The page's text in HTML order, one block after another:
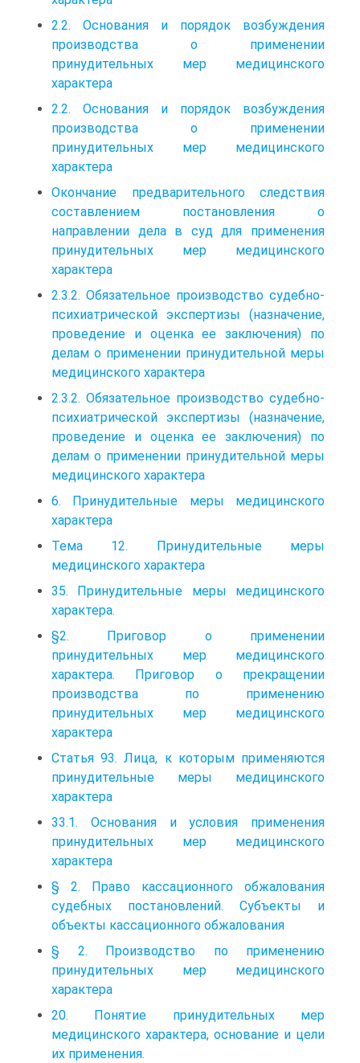
2.2. Основания и порядок возбуждения
производства о применении
принудительных мер медицинского
характера
2.2. Основания и порядок возбуждения
производства о применении
принудительных мер медицинского
характера
Окончание предварительного следствия
составлением постановления о
направлении дела в суд для применения
принудительных мер медицинского
характера
2.3.2. Обязательное производство судебно-
психиатрической экспертизы (назначение,
проведение и оценка ее заключения) по
делам о применении принудительной меры
медицинского характера
2.3.2. Обязательное производство судебно-
психиатрической экспертизы (назначение,
проведение и оценка ее заключения) по
делам о применении принудительной меры
медицинского характера
6. Принудительные меры медицинского
характера
Тема 12. Принудительные меры
медицинского характера
35. Принудительные меры медицинского
характера.
§2. Приговор о применении
принудительных мер медицинского
характера. Приговор о прекращении
производства по применению
принудительных мер медицинского
характера
Статья 93. Лица, к которым применяются
принудительные меры медицинского
характера
33.1. Основания и условия применения
принудительных мер медицинского
характера
§ 2. Право кассационного обжалования
судебных постановлений. Субъекты и
объекты кассационного обжалования
§ 2. Производство по применению
принудительных мер медицинского
характера
20. Понятие принудительных мер
медицинского характера, основание и цели
их применения.